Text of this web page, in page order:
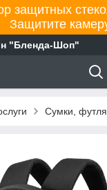
защитных
Защитите
"Бленда-Шоп"
Сумки,